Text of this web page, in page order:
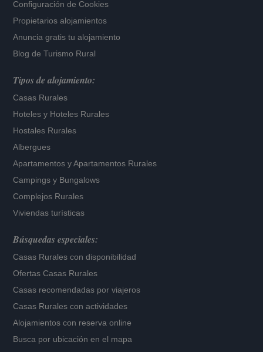
Configuración de Cookies
Propietarios alojamientos
Anuncia gratis tu alojamiento
Blog de Turismo Rural
Tipos de alojamiento:
Casas Rurales
Hoteles y Hoteles Rurales
Hostales Rurales
Albergues
Apartamentos yApartamentos Rurales
Campings y Bungalows
Complejos Rurales
Viviendas turísticas
Búsquedas especiales:
Casas Rurales con disponibilidad
Ofertas Casas Rurales
Casas recomendadas por viajeros
Casas Rurales con actividades
Alojamientos con reserva online
Busca por ubicación en el mapa